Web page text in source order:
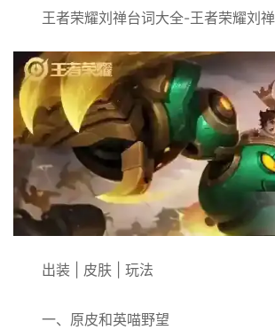
王者荣耀刘禅台词大全-王者荣耀刘
出装 | 皮肤 | 玩法
一、原皮和英喵野望